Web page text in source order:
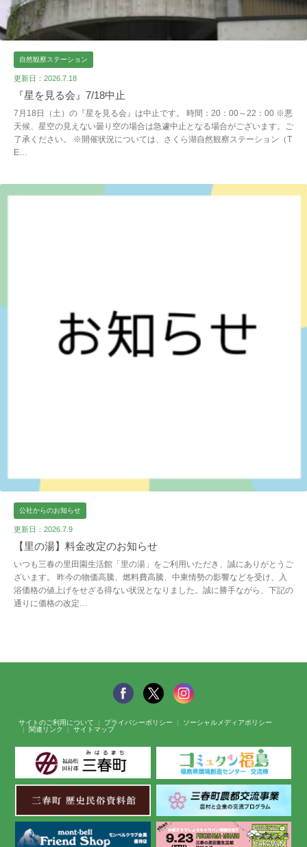
自然観察ステーション
更新日：2026.7.18
『星を見る会』7/18中止
7月18日（土）の『星を見る会』は中止です。 時間：20：00～22：00 ※悪
天候、星空の見えない曇り空の場合は急遽中止となる場合がございます。ご
了承ください。 ※開催状況については、さくら湖自然観察ステーション（T
E…
公社からのお知らせ
更新日：2026.7.9
【里の湯】料金改定のお知らせ
いつも三春の里田園生活館「里の湯」をご利用いただき、誠にありがとうご
ざいます。 昨今の物価高騰、燃料費高騰、中東情勢の影響などを受け、入
浴価格の値上げをせざる得ない状況となりました。誠に勝手ながら、下記の
通りに価格の改定…
サイトのご利用について プライバシーポリシー
ソーシャルメディアポリシー
関連リンク
サイトマップ